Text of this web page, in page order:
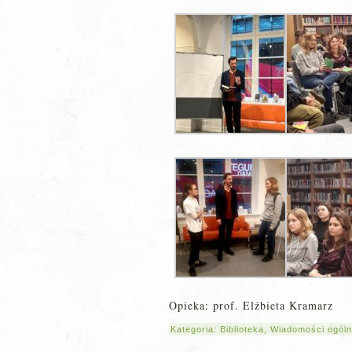
Opieka: prof. Elżbieta Kramarz
Kategoria: Biblioteka Wiadomości